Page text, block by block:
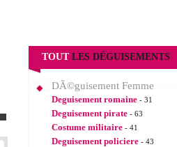
TOUT LES DÉGUISEMENTS
DÃ©guisement Femme
Deguisement romaine - 31
Deguisement pirate - 63
Costume militaire - 41
Deguisement policiere - 43